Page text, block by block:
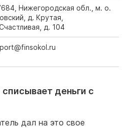
Нижегородская обл., м. о.
д. Крутая,
д. 104
деньги с
дал на это свое